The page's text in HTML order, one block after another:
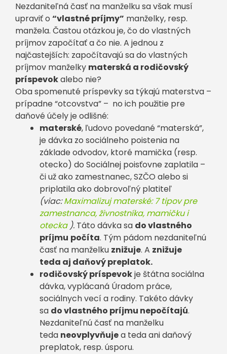
Nezdaniteľná časť na manželku sa však musí
upraviť o “vlastné príjmy” manželky, resp.
manžela. Častou otázkou je, čo do vlastných
príjmov započítať a čo nie. A jednou z
najčastejších: započítavajú sa do vlastných
príjmov manželky materská a rodičovský
príspevokalebo nie?
Oba spomenuté príspevky sa týkajú materstva –
prípadne “otcovstva” – no ich použitie pre
daňové účely je odlišné:
materské, ľudovo povedané “materská”,
je dávka zo sociálneho poistenia na
základe odvodov, ktoré mamička (resp.
otecko) do Sociálnej poisťovne zaplatila –
či už ako zamestnanec, SZČO alebo si
priplatila ako dobrovoľný platiteľ
(viac:Maximalizuj materské: 7 tipov pre
zamestnanca, živnostníka, mamičku i
otecka). Táto dávka sa do vlastného
príjmu počíta. Tým pádom nezdaniteľnú
časť na manželku znižuje. A znižuje
teda aj daňový preplatok.
rodičovský príspevokje štátna sociálna
dávka, vyplácaná Úradom práce,
sociálnych vecí a rodiny. Takéto dávky
sa do vlastného príjmu nepočítajú.
Nezdaniteľnú časť na manželku
teda neovplyvňujea teda ani daňový
preplatok, resp. úsporu.